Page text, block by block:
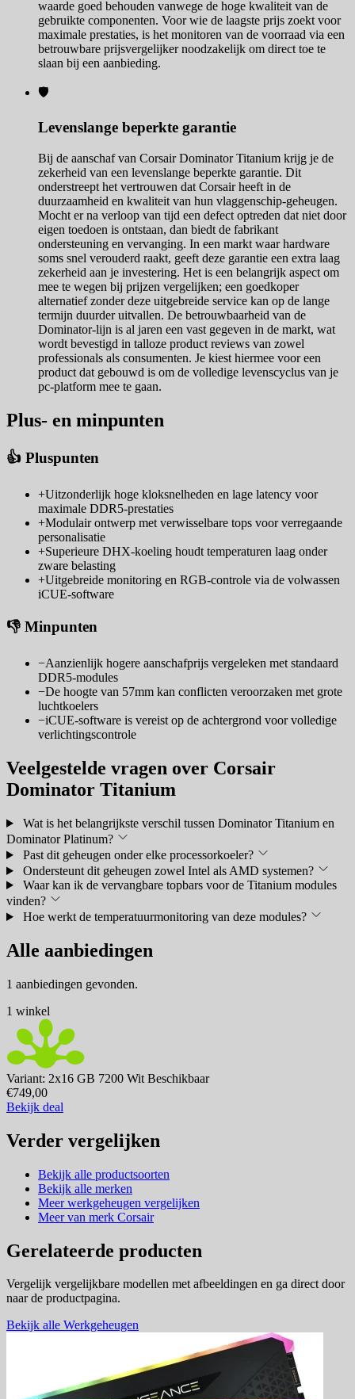
waarde goed behouden vanwege de hoge kwaliteit van de
gebruikte componenten. Voor wie de laagste prijs zoekt voor
maximale prestaties, is het monitoren van de voorraad via een
betrouwbare prijsvergelijker noodzakelijk om direct toe te
slaan bij een aanbieding.
🛡️
Levenslange beperkte garantie
Bij de aanschaf van Corsair Dominator Titanium krijg je de
zekerheid van een levenslange beperkte garantie. Dit
onderstreept het vertrouwen dat Corsair heeft in de
duurzaamheid en kwaliteit van hun vlaggenschip-geheugen.
Mocht er na verloop van tijd een defect optreden dat niet door
eigen toedoen is ontstaan, dan biedt de fabrikant
ondersteuning en vervanging. In een markt waar hardware
soms snel verouderd raakt, geeft deze garantie een extra laag
zekerheid aan je investering. Het is een belangrijk aspect om
mee te wegen bij prijzen vergelijken; een goedkoper
alternatief zonder deze uitgebreide service kan op de lange
termijn duurder uitvallen. De betrouwbaarheid van de
Dominator-lijn is al jaren een vast gegeven in de markt, wat
wordt bevestigd in talloze product reviews van zowel
professionals als consumenten. Je kiest hiermee voor een
product dat gebouwd is om de volledige levenscyclus van je
pc-platform mee te gaan.
Plus- en minpunten
👍 Pluspunten
+Uitzonderlijk hoge kloksnelheden en lage latency voor
maximale DDR5-prestaties
+Modulair ontwerp met verwisselbare tops voor verregaande
personalisatie
+Superieure DHX-koeling houdt temperaturen laag onder
zware belasting
+Uitgebreide monitoring en RGB-controle via de volwassen
iCUE-software
👎 Minpunten
−Aanzienlijk hogere aanschafprijs vergeleken met standaard
DDR5-modules
−De hoogte van 57mm kan conflicten veroorzaken met grote
luchtkoelers
−iCUE-software is vereist op de achtergrond voor volledige
verlichtingscontrole
Veelgestelde vragen over Corsair
Dominator Titanium
Wat is het belangrijkste verschil tussen Dominator Titanium en
Dominator Platinum?
Past dit geheugen onder elke processorkoeler?
Ondersteunt dit geheugen zowel Intel als AMD systemen?
Waar kan ik de vervangbare topbars voor de Titanium modules
vinden?
Hoe werkt de temperatuurmonitoring van deze modules?
Alle aanbiedingen
1 aanbiedingen gevonden.
1 winkel
Variant: 2x16 GB 7200 Wit Beschikbaar
€749,00
Bekijk deal
Verder vergelijken
Bekijk alle productsoorten
Bekijk alle merken
Meer werkgeheugen vergelijken
Meer van merk Corsair
Gerelateerde producten
Vergelijk vergelijkbare modellen met afbeeldingen en ga direct door
naar de productpagina.
Bekijk alle Werkgeheugen